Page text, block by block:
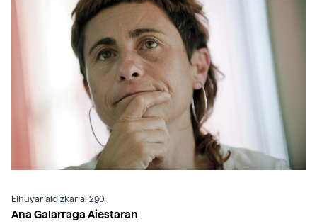
Elhuyar aldizkaria: 290
Ana Galarraga Aiestaran